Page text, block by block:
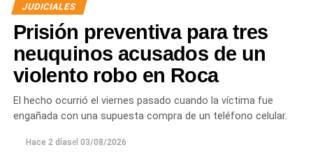
La discusión quedó centrada en una pregunta: cuál
era su capacidad económica real.
El primer tramo de la respuesta apareció en los
informes tributarios. La Agencia de Recaudación
Tributaria de Río Negro informó que el progenitor
figuraba inscripto en actividades vinculadas con
servicios gastronómicos, asesoramiento y gestión
JUDICIALES
Prisión preventiva para tres
neuquinos acusados de un
violento robo en Roca
El hecho ocurrió el viernes pasado cuando la víctima fue
engañada con una supuesta compra de un teléfono celular.
Hace 2 díasel 03/08/2026